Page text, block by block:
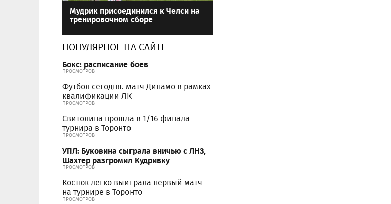
Мудрик присоединился к Челси на
тренировочном сборе
ПОПУЛЯРНОЕ НА САЙТЕ
Бокс: расписание боев
ПРОСМОТРОВ
Футбол сегодня: матч Динамо в рамках
квалификации ЛК
ПРОСМОТРОВ
Свитолина прошла в 1/16 финала
турнира в Торонто
ПРОСМОТРОВ
УПЛ: Буковина сыграла вничью с ЛНЗ,
Шахтер разгромил Кудривку
ПРОСМОТРОВ
Костюк легко выиграла первый матч
на турнире в Торонто
ПРОСМОТРОВ